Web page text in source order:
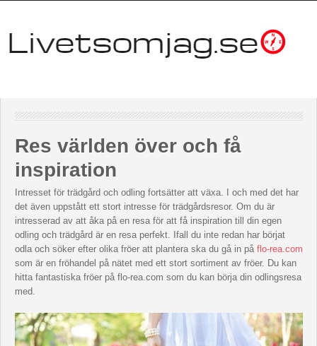
Res världen över och få
inspiration
Intresset för trädgård och odling fortsätter att växa. I och med det har
det även uppstått ett stort intresse för trädgårdsresor. Om du är
intresserad av att åka på en resa för att få inspiration till din egen
odling och trädgård är en resa perfekt. Ifall du inte redan har börjat
odla och söker efter olika fröer att plantera ska du gå in på flo-rea.com
som är en fröhandel på nätet med ett stort sortiment av fröer. Du kan
hitta fantastiska fröer på flo-rea.com som du kan börja din odlingsresa
med.